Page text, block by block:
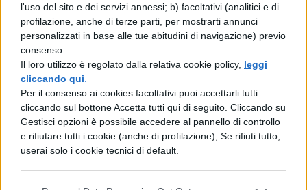
l'uso del sito e dei servizi annessi; b) facoltativi (analitici e di
profilazione, anche di terze parti, per mostrarti annunci
personalizzati in base alle tue abitudini di navigazione) previo
consenso.
Il loro utilizzo è regolato dalla relativa cookie policy, leggi
cliccando qui
Per il consenso ai cookies facoltativi puoi accettarli tutti
cliccando sul bottone Accetta tutti qui di seguito. Cliccando su
Gestisci opzioni è possibile accedere al pannello di controllo
e rifiutare tutti i cookie (anche di profilazione); Se rifiuti tutto,
userai solo i cookie tecnici di default.